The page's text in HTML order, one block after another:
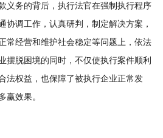
务的背后，执行法官在强制执行程序
协调工作，认真研判，制定解决方案，
常经营和维护社会稳定等问题上，依法
摆脱困境的同时，不仅使执行案件顺利
法权益，也保障了被执行企业正常发
赢效果。